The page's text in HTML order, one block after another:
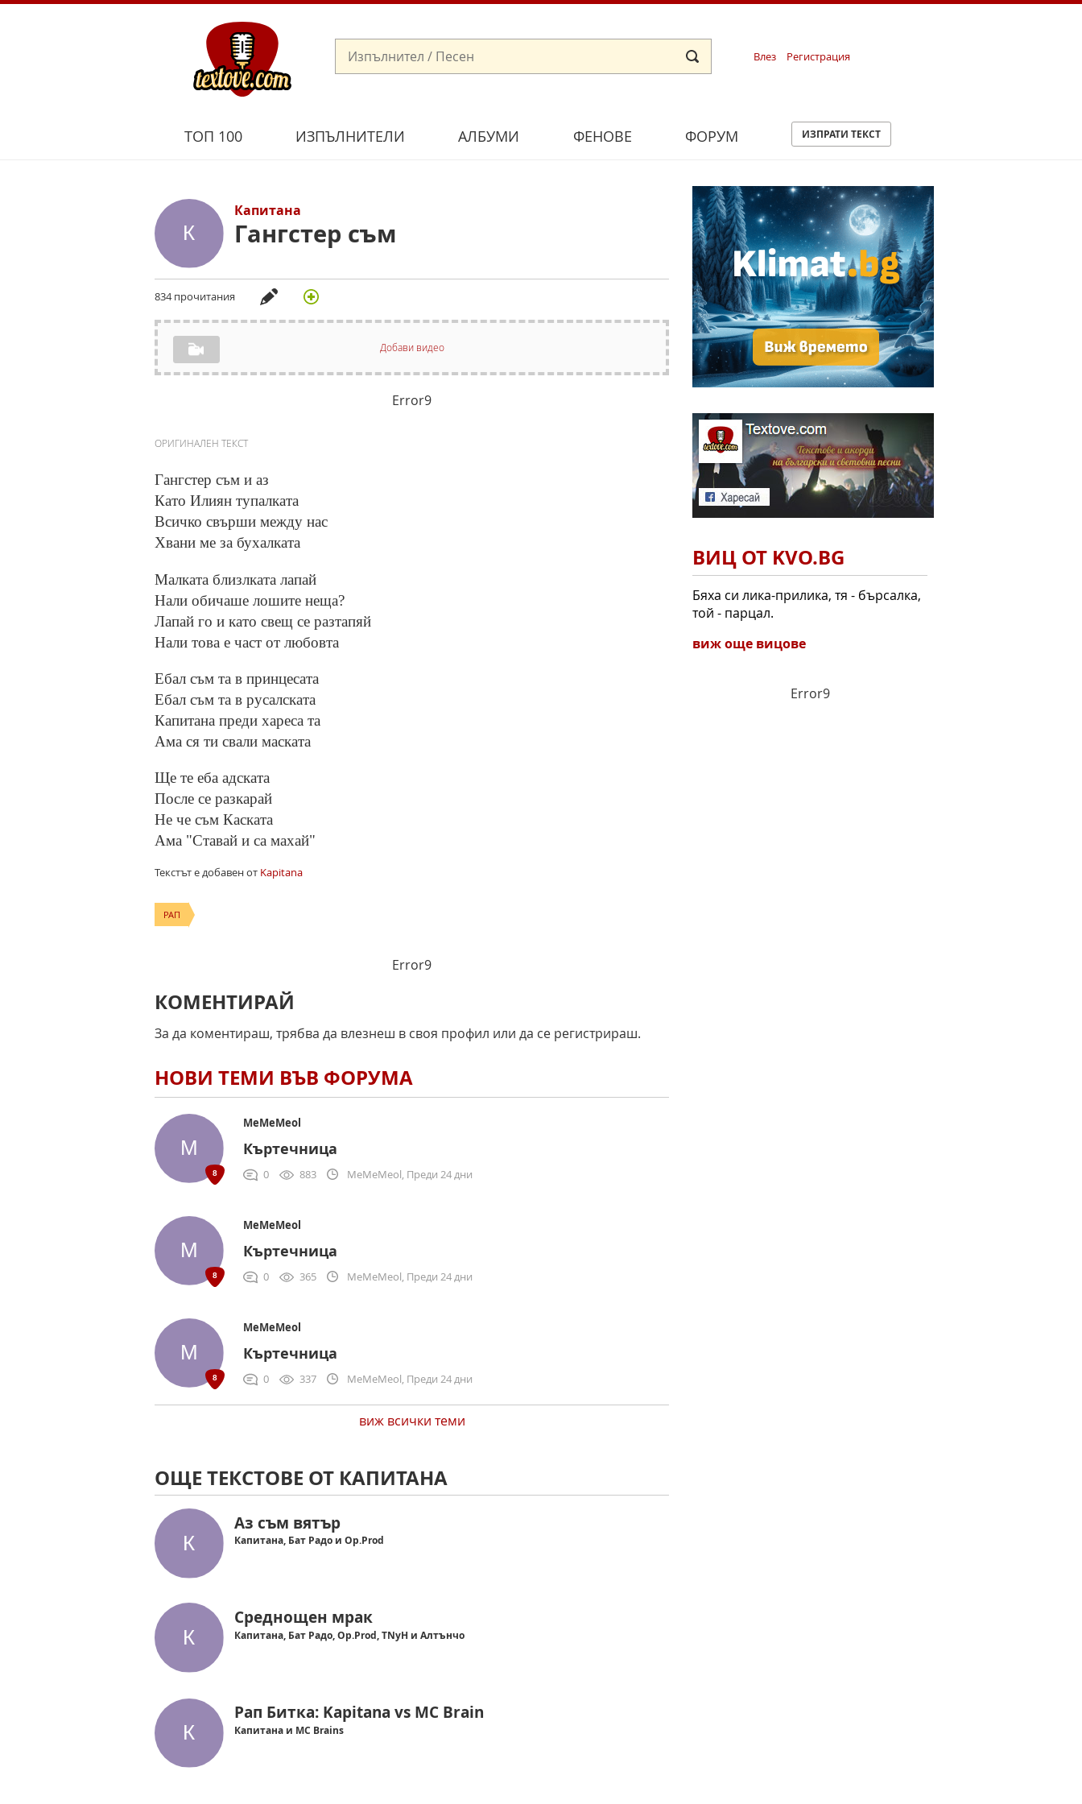
Влез Регистрация
ТОП 100 ИЗПЪЛНИТЕЛИ АЛБУМИ ФЕНОВЕ ФОРУМ ИЗПРАТИ ТЕКСТ
Капитана
Гангстер съм
834 прочитания
Добави видео
Error9
ОРИГИНАЛЕН ТЕКСТ
Гангстер съм и аз
Като Илиян тупалката
Всичко свърши между нас
Хвани ме за бухалката
Малката близлката лапай
Нали обичаше лошите неща?
Лапай го и като свещ се разтапяй
Нали това е част от любовта
Ебал съм та в принцесата
Ебал съм та в русалската
Капитана преди хареса та
Ама ся ти свали маската
Ще те еба адската
После се разкарай
Не че съм Каската
Ама "Ставай и са махай"
Текстът е добавен от Kapitana
РАП
Error9
КОМЕНТИРАЙ
За да коментираш, трябва да влезнеш в своя профил или да се регистрираш.
НОВИ ТЕМИ ВЪВ ФОРУМА
MeMeMeol
Къртечница
0 883 MeMeMeol, Преди 24 дни
MeMeMeol
Къртечница
0 365 MeMeMeol, Преди 24 дни
MeMeMeol
Къртечница
0 337 MeMeMeol, Преди 24 дни
виж всички теми
ОЩЕ ТЕКСТОВЕ ОТ КАПИТАНА
Аз съм вятър
Капитана, Бат Радо и Op.Prod
Среднощен мрак
Капитана, Бат Радо, Op.Prod, TNyH и Алтънчо
Рап Битка: Kapitana vs MC Brain
Капитана и MC Brains
ВИЦ ОТ KVO.BG
Бяха си лика-прилика, тя - бърсалка,
той - парцал.
виж още вицове
Error9